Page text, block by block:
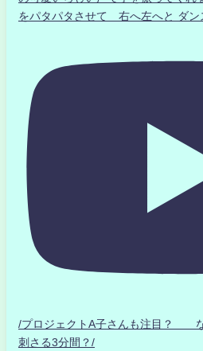
をパタパタさせて 右へ左へと ダン
/プロジェクトA子さんも注目？
刺さる3分間？/